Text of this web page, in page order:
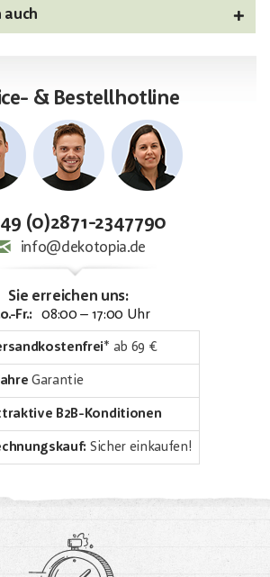
auch
& Bestellhotline
(0)2871-2347790
info@dekotopia.de
Sie erreichen uns:
Fr.: 08:00 – 17:00 Uhr
* ab 69 €
Garantie
B2B-Konditionen
Sicher einkaufen!